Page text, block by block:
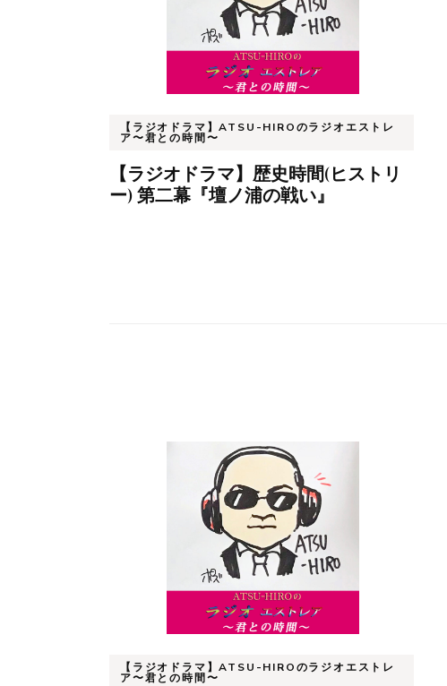
【ラジオドラマ】ATSU-HIROのラジオエストレ
ア〜君との時間〜
【ラジオドラマ】歴史時間(ヒストリ
ー) 第二幕『壇ノ浦の戦い』
【ラジオドラマ】ATSU-HIROのラジオエストレ
ア〜君との時間〜